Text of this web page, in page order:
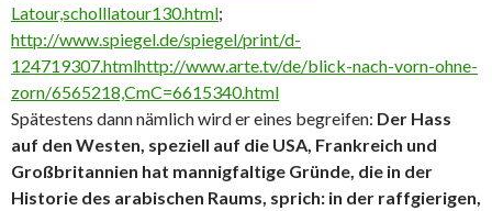
Latour,scholllatour130.html;
http://www.spiegel.de/spiegel/print/d-
124719307.htmlhttp://www.arte.tv/de/blick-nach-vorn-ohne-
zorn/6565218,CmC=6615340.html
Spätestens dann nämlich wird er eines begreifen: Der Hass
auf den Westen, speziell auf die USA, Frankreich und
Großbritannien hat mannigfaltige Gründe, die in der
Historie des arabischen Raums, sprich: in der raffgierigen,